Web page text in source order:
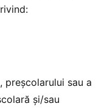
preșcolarului sau a
și/sau